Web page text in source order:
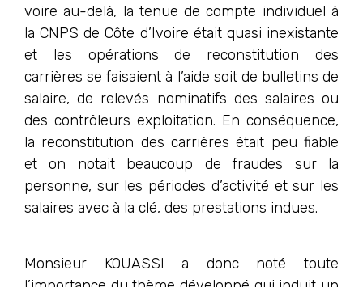
voire au-delà, la tenue de compte individuel à
la CNPS de Côte d’Ivoire était quasi inexistante
et les opérations de reconstitution des
carrières se faisaient à l’aide soit de bulletins de
salaire, de relevés nominatifs des salaires ou
des contrôleurs exploitation. En conséquence,
la reconstitution des carrières était peu fiable
et on notait beaucoup de fraudes sur la
personne, sur les périodes d’activité et sur les
salaires avec à la clé, des prestations indues.
Monsieur KOUASSI a donc noté toute